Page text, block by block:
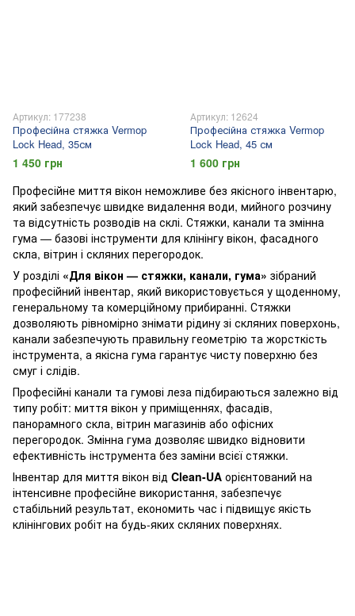
Артикул: 177238
Професійна стяжка Vermop
Lock Head, 35см
1 450 грн
Артикул: 12624
Професійна стяжка Vermop
Lock Head, 45 см
1 600 грн
Професійне миття вікон неможливе без якісного інвентарю,
який забезпечує швидке видалення води, мийного розчину
та відсутність розводів на склі. Стяжки, канали та змінна
гума — базові інструменти для клінінгу вікон, фасадного
скла, вітрин і скляних перегородок.
У розділі «Для вікон — стяжки, канали, гума» зібраний
професійний інвентар, який використовується у щоденному,
генеральному та комерційному прибиранні. Стяжки
дозволяють рівномірно знімати рідину зі скляних поверхонь,
канали забезпечують правильну геометрію та жорсткість
інструмента, а якісна гума гарантує чисту поверхню без
смуг і слідів.
Професійні канали та гумові леза підбираються залежно від
типу робіт: миття вікон у приміщеннях, фасадів,
панорамного скла, вітрин магазинів або офісних
перегородок. Змінна гума дозволяє швидко відновити
ефективність інструмента без заміни всієї стяжки.
Інвентар для миття вікон від Clean-UA орієнтований на
інтенсивне професійне використання, забезпечує
стабільний результат, економить час і підвищує якість
клінінгових робіт на будь-яких скляних поверхнях.